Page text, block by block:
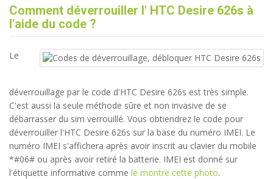
Comment déverrouiller l' HTC Desire 626s à
l'aide du code ?
Le
déverrouillage par le code d'HTC Desire 626s est très simple.
C'est aussi la seule méthode sûre et non invasive de se
débarrasser du sim verrouillé. Vous obtiendrez le code pour
déverrouiller l'HTC Desire 626s sur la base du numéro IMEI. Le
numéro IMEI s'affichera après avoir inscrit au clavier du mobile
*#06# ou après avoir retiré la batterie. IMEI est donné sur
l'étiquette informative comme le montre cette photo.